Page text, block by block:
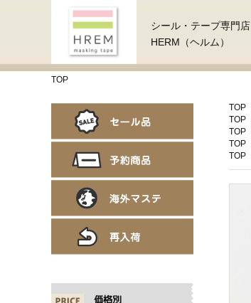
シール・テープ専門店
HERM（ヘルム）
TOP
TOP
TOP
TOP
TOP
TOP
価格別